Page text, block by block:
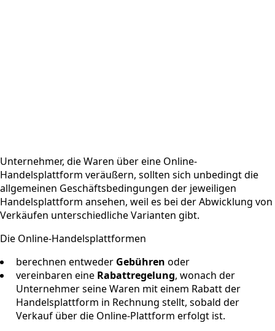
Unternehmer, die Waren über eine Online-
Handelsplattform veräußern, sollten sich unbedingt die
allgemeinen Geschäftsbedingungen der jeweiligen
Handelsplattform ansehen, weil es bei der Abwicklung von
Verkäufen unterschiedliche Varianten gibt.
Die Online-Handelsplattformen
berechnen entweder Gebühren oder
vereinbaren eine Rabattregelung, wonach der
Unternehmer seine Waren mit einem Rabatt der
Handelsplattform in Rechnung stellt, sobald der
Verkauf über die Online-Plattform erfolgt ist.